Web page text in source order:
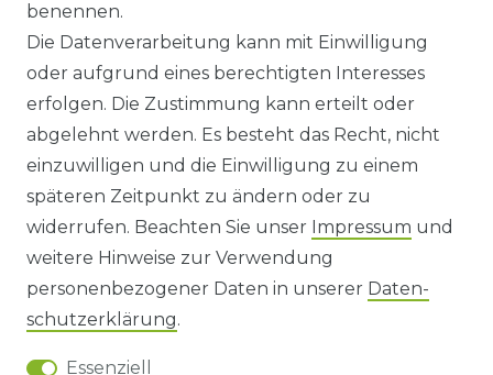
WIDERRUFS­FORMULAR
HINWEISE ZUR BATTERIEENTSORGUNG
IMPRESSUM
AGB UND KUNDENINFORMATIONEN
DATENSCHUTZERKLÄRUNG
BARRIEREFREIHEIT
benennen.
Die Datenverarbeitung kann mit Einwilligung
oder aufgrund eines berechtigten Interesses
erfolgen. Die Zustimmung kann erteilt oder
abgelehnt werden. Es besteht das Recht, nicht
einzuwilligen und die Einwilligung zu einem
späteren Zeitpunkt zu ändern oder zu
widerrufen. Beachten Sie unser Impressum und
weitere Hinweise zur Verwendung
personenbezogener Daten in unserer Daten­
schutz­erklärung.
Essenziell